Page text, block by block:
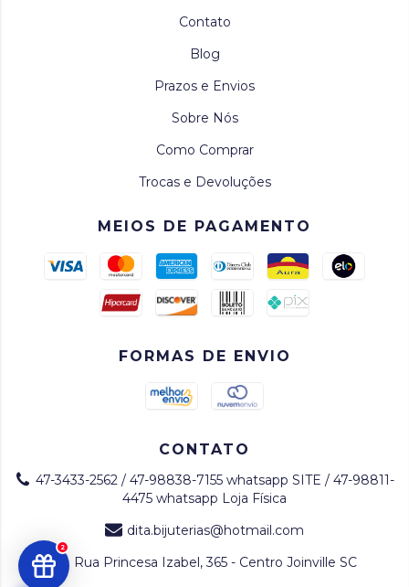
2
Contato
Blog
Prazos e Envios
Sobre Nós
Como Comprar
Trocas e Devoluções
MEIOS DE PAGAMENTO
FORMAS DE ENVIO
CONTATO
47-3433-2562 / 47-98838-7155 whatsapp SITE / 47-98811-
4475 whatsapp Loja Física
dita.bijuterias@hotmail.com
Rua Princesa Izabel, 365 - Centro Joinville SC